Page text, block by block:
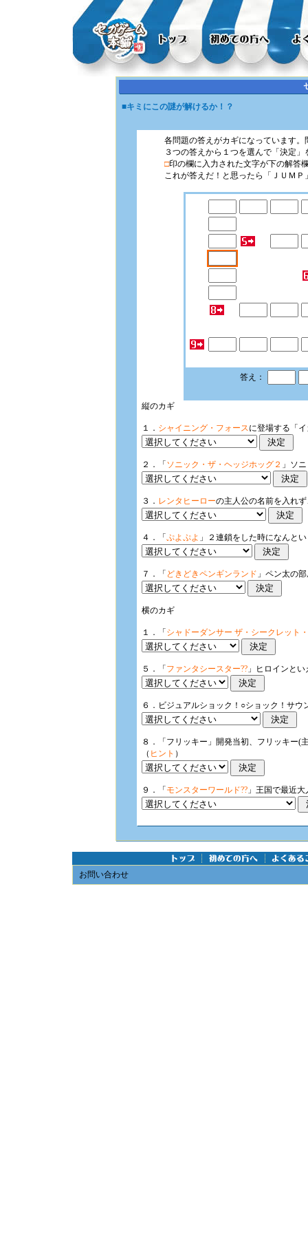
■キミにこの謎が解けるか！？
各問題の答えがカギになっています
３つの答えから１つを選んで「決定
□印の欄に入力された文字が下の解答
これが答えだ！と思ったら「ＪＵＭ
答え：
縦のカギ
１． シャイニング・フォースに登場する「
２．「 ソニック・ザ・ヘッジホッグ２ 」ソ
３． レンタヒーローの主人公の名前を入れ
４．「 ぷよぷよ 」２連鎖をした時になんと
７．「 どきどきペンギンランド 」ペン太の
横のカギ
１．「 シャドーダンサー ザ・シークレット
５．「 ファンタシースター?? 」ヒロインと
６．ビジュアルショック！○ショック！サウ
８．「フリッキー」開発当初、フリッキー(
（ ヒント ）
９．「 モンスターワールド?? 」王国で最近
お問い合わせ